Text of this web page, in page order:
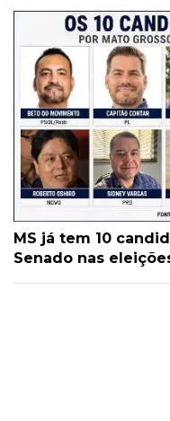
MS já tem 10
Senado nas